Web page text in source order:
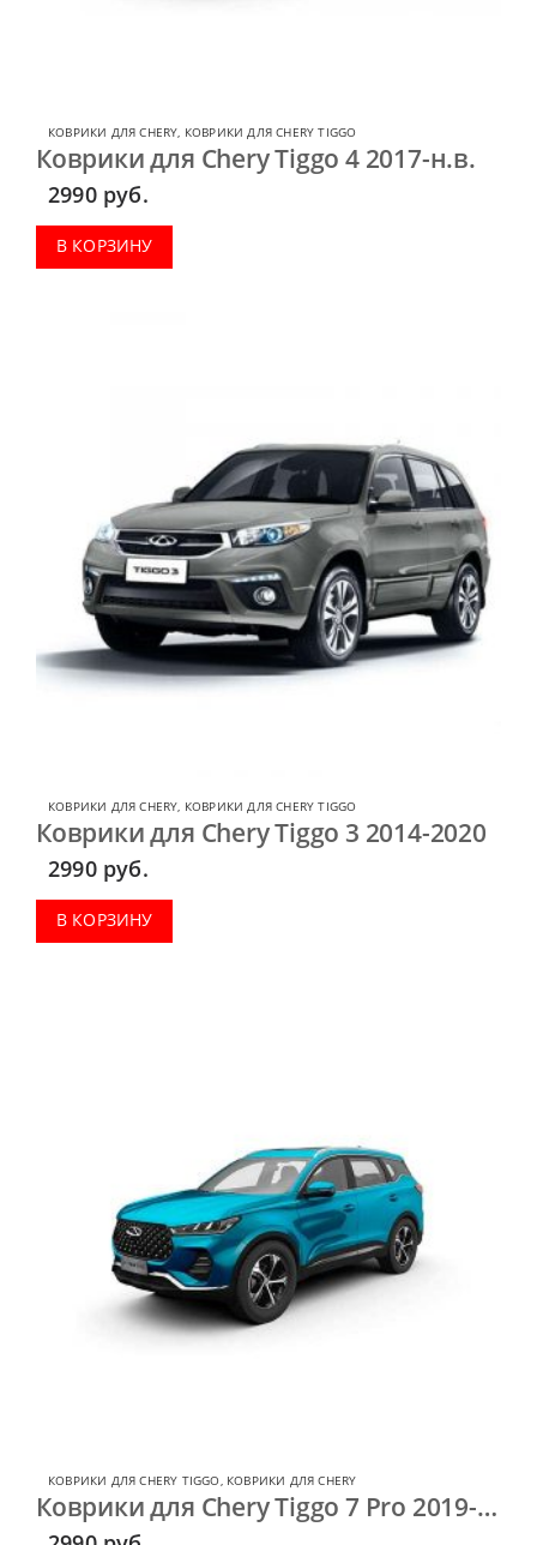
КОВРИКИ ДЛЯ CHERY КОВРИКИ ДЛЯ CHERY TIGGO
Коврики для Chery Tiggo 4 2017-н.в.
2990 руб.
В КОРЗИНУ
КОВРИКИ ДЛЯ CHERY КОВРИКИ ДЛЯ CHERY TIGGO
Коврики для Chery Tiggo 3 2014-2020
2990 руб.
В КОРЗИНУ
КОВРИКИ ДЛЯ CHERY TIGGO, КОВРИКИ ДЛЯ CHERY
Коврики для Chery Tiggo 7 Pro 2019-…